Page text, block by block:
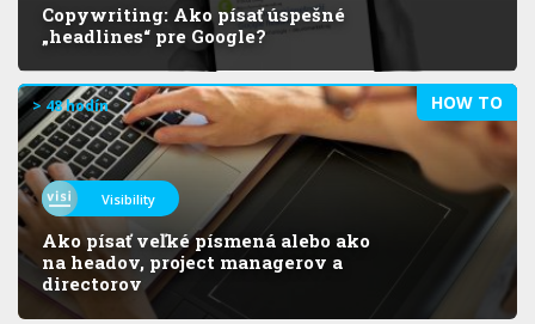
Copywriting: Ako písať úspešné
„headlines“ pre Google?
HOW TO
> 48 hodín
Visibility
Ako písať veľké písmená alebo ako
na headov, project managerov a
directorov